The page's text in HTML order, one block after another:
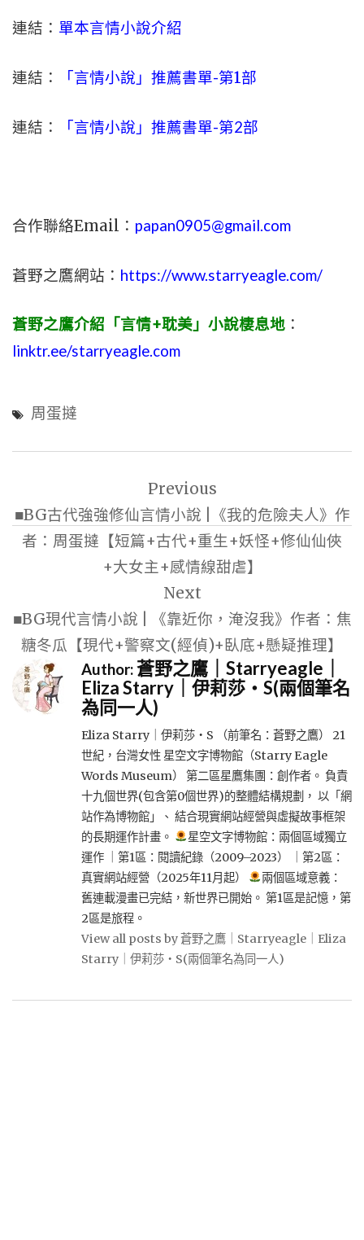
連結： 單本言情小說介紹
連結： 「言情小說」推薦書單-第1部
連結： 「言情小說」推薦書單-第2部
合作聯絡Email： papan0905@gmail.com
蒼野之鷹網站： https://www.starryeagle.com/
蒼野之鷹介紹「言情+耽美」小說棲息地 ：
linktr.ee/starryeagle.com
周蛋撻
導
覽
Previous
■BG古代強強修仙言情小說 |《我的危險夫人》作
者：周蛋撻【短篇+古代+重生+妖怪+修仙仙俠
+大女主+感情線甜虐】
Next
■BG現代言情小說 | 《靠近你，淹沒我》作者：焦
糖冬瓜【現代+警察文(經偵)+臥底+懸疑推理】
Author:蒼野之鷹｜Starryeagle｜
Eliza Starry｜伊莉莎・S(兩個筆名
為同一人)
Eliza Starry｜伊莉莎・S （前筆名：蒼野之鷹） 21
世紀，台灣女性 星空文字博物館（Starry Eagle
Words Museum） 第二區星鷹集團：創作者。 負責
十九個世界(包含第0個世界)的整體結構規劃， 以「網
站作為博物館」、 結合現實網站經營與虛擬故事框架
的長期運作計畫。
星空文字博物館：兩個區域獨立
運作 ｜第1區：閱讀紀錄（2009–2023） ｜第2區：
真實網站經營（2025年11月起）
兩個區域意義：
舊連載漫畫已完結，新世界已開始。 第1區是記憶，第
2區是旅程。
View all posts by 蒼野之鷹｜Starryeagle｜Eliza
Starry｜伊莉莎・S(兩個筆名為同一人)